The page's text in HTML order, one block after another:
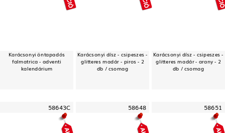
Karácsonyi öntapadós
falmatrica - adventi
kalendárium
Karácsonyi dísz - csipeszes -
glitteres madár - piros - 2
db / csomag
Karácsonyi dísz - csipeszes -
glitteres madár - arany - 2
db / csomag
58643C 58648 58651